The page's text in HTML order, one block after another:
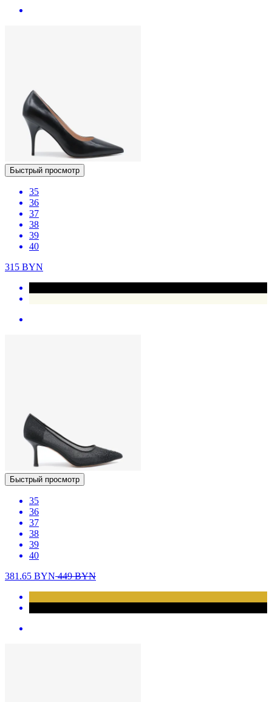
Быстрый просмотр
35
36
37
38
39
40
315 BYN
Быстрый просмотр
35
36
37
38
39
40
381.65 BYN449BYN